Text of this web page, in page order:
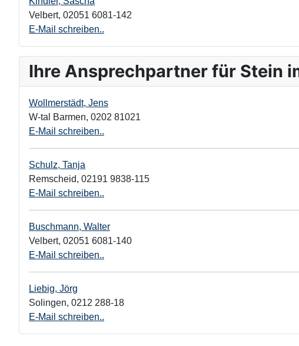
Velbert, 02051 6081-142
E-Mail schreiben..
Ihre Ansprechpartner für Stein
Wollmerstädt, Jens
W-tal Barmen, 0202 81021
E-Mail schreiben..
Schulz, Tanja
Remscheid, 02191 9838-115
E-Mail schreiben..
Buschmann, Walter
Velbert, 02051 6081-140
E-Mail schreiben..
Liebig, Jörg
Solingen, 0212 288-18
E-Mail schreiben..